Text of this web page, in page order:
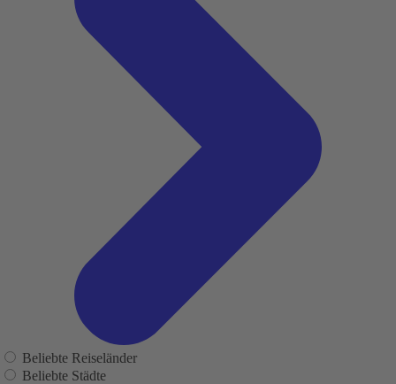
Beliebte Reiseländer
Beliebte Städte